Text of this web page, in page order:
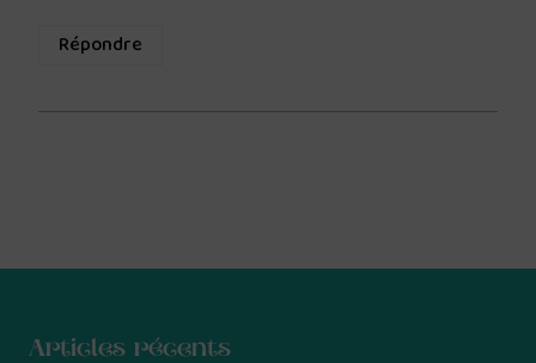
Répondre
Articles récents